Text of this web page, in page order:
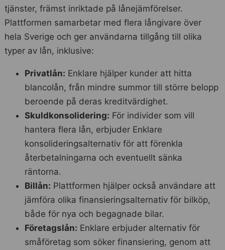
tjänster, främst inriktade på lånejämförelser.
Plattformen samarbetar med flera långivare över
hela Sverige och ger användarna tillgång till olika
typer av lån, inklusive:
Privatlån: Enklare hjälper kunder att hitta
blancolån, från mindre summor till större belopp
beroende på deras kreditvärdighet.
Skuldkonsolidering: För individer som vill
hantera flera lån, erbjuder Enklare
konsolideringsalternativ för att förenkla
återbetalningarna och eventuellt sänka
räntorna.
Billån: Plattformen hjälper också användare att
jämföra olika finansieringsalternativ för bilköp,
både för nya och begagnade bilar.
Företagslån: Enklare erbjuder alternativ för
småföretag som söker finansiering, genom att